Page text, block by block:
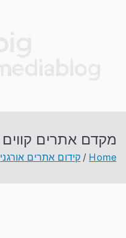
מקדם אתרים קווים
Home קידום אתרים אורגני